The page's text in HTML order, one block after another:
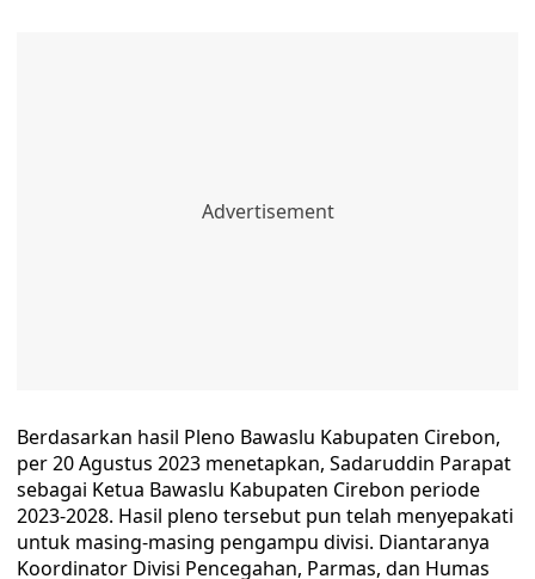
Berdasarkan hasil Pleno Bawaslu Kabupaten Cirebon,
per 20 Agustus 2023 menetapkan, Sadaruddin Parapat
sebagai Ketua Bawaslu Kabupaten Cirebon periode
2023-2028. Hasil pleno tersebut pun telah menyepakati
untuk masing-masing pengampu divisi. Diantaranya
Koordinator Divisi Pencegahan, Parmas, dan Humas